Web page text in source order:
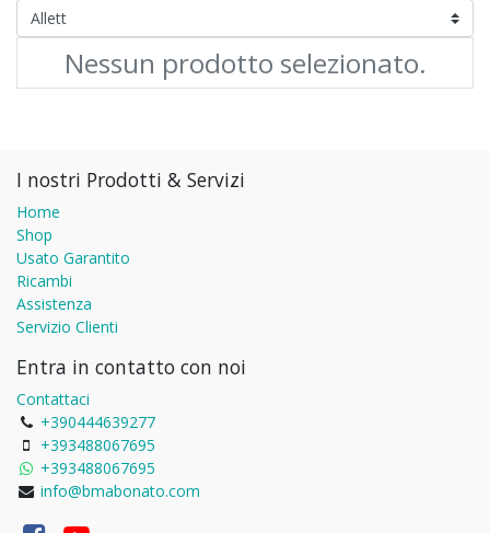
Nessun prodotto selezionato.
I nostri Prodotti & Servizi
Home
Shop
Usato Garantito
Ricambi
Assistenza
Servizio Clienti
Entra in contatto con noi
Contattaci
+390444639277
+393488067695
+393488067695
info@bmabonato.com